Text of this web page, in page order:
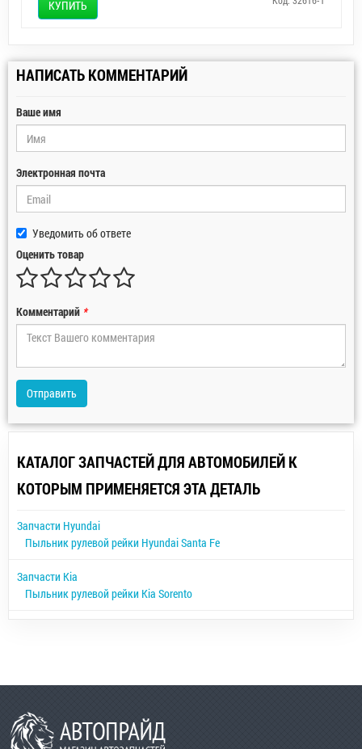
КУПИТЬ
НАПИСАТЬ КОММЕНТАРИЙ
Ваше имя
Электронная почта
Уведомить об ответе
Оценить товар
Комментарий *
Отправить
КАТАЛОГ ЗАПЧАСТЕЙ ДЛЯ АВТОМОБИЛЕЙ К
КОТОРЫМ ПРИМЕНЯЕТСЯ ЭТА ДЕТАЛЬ
Запчасти Hyundai
Пыльник рулевой рейки Hyundai Santa Fe
Запчасти Kia
Пыльник рулевой рейки Kia Sorento